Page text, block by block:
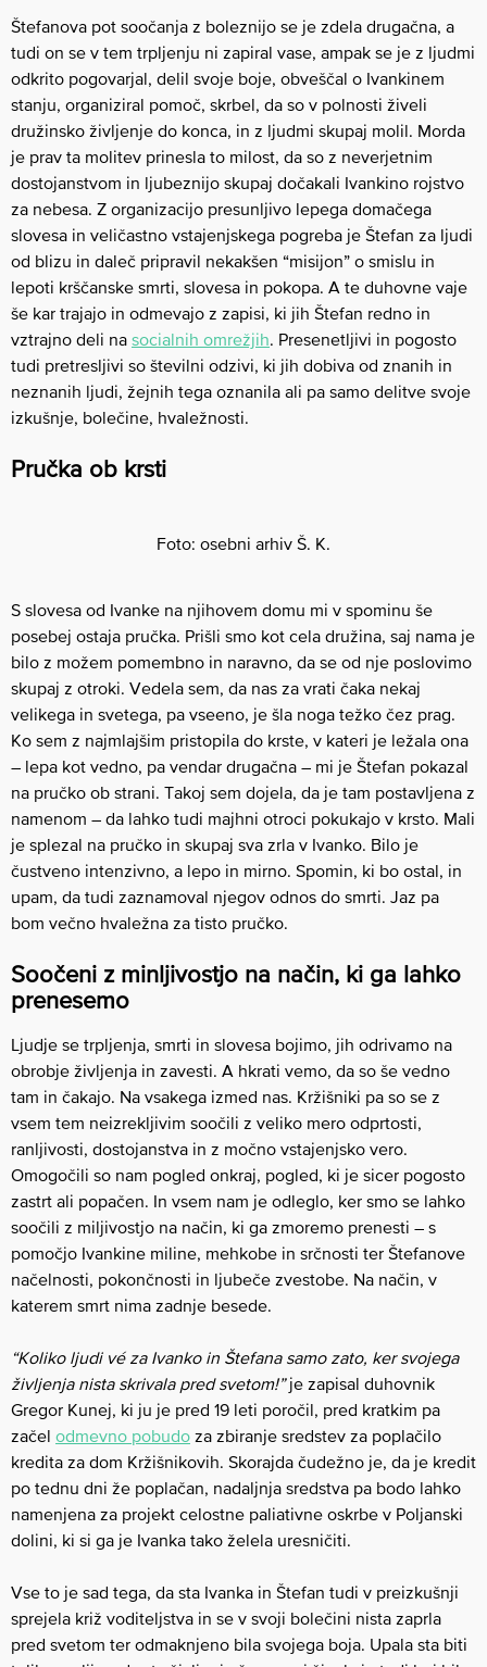
Štefanova pot soočanja z boleznijo se je zdela drugačna, a
tudi on se v tem trpljenju ni zapiral vase, ampak se je z ljudmi
odkrito pogovarjal, delil svoje boje, obveščal o Ivankinem
stanju, organiziral pomoč, skrbel, da so v polnosti živeli
družinsko življenje do konca, in z ljudmi skupaj molil. Morda
je prav ta molitev prinesla to milost, da so z neverjetnim
dostojanstvom in ljubeznijo skupaj dočakali Ivankino rojstvo
za nebesa. Z organizacijo presunljivo lepega domačega
slovesa in veličastno vstajenjskega pogreba je Štefan za ljudi
od blizu in daleč pripravil nekakšen “misijon” o smislu in
lepoti krščanske smrti, slovesa in pokopa. A te duhovne vaje
še kar trajajo in odmevajo z zapisi, ki jih Štefan redno in
vztrajno deli na socialnih omrežjih. Presenetljivi in pogosto
tudi pretresljivi so številni odzivi, ki jih dobiva od znanih in
neznanih ljudi, žejnih tega oznanila ali pa samo delitve svoje
izkušnje, bolečine, hvaležnosti.
Pručka ob krsti
Foto: osebni arhiv Š. K.
S slovesa od Ivanke na njihovem domu mi v spominu še
posebej ostaja pručka. Prišli smo kot cela družina, saj nama je
bilo z možem pomembno in naravno, da se od nje poslovimo
skupaj z otroki. Vedela sem, da nas za vrati čaka nekaj
velikega in svetega, pa vseeno, je šla noga težko čez prag.
Ko sem z najmlajšim pristopila do krste, v kateri je ležala ona
– lepa kot vedno, pa vendar drugačna – mi je Štefan pokazal
na pručko ob strani. Takoj sem dojela, da je tam postavljena z
namenom – da lahko tudi majhni otroci pokukajo v krsto. Mali
je splezal na pručko in skupaj sva zrla v Ivanko. Bilo je
čustveno intenzivno, a lepo in mirno. Spomin, ki bo ostal, in
upam, da tudi zaznamoval njegov odnos do smrti. Jaz pa
bom večno hvaležna za tisto pručko.
Soočeni z minljivostjo na način, ki ga lahko
prenesemo
Ljudje se trpljenja, smrti in slovesa bojimo, jih odrivamo na
obrobje življenja in zavesti. A hkrati vemo, da so še vedno
tam in čakajo. Na vsakega izmed nas. Kržišniki pa so se z
vsem tem neizrekljivim soočili z veliko mero odprtosti,
ranljivosti, dostojanstva in z močno vstajenjsko vero.
Omogočili so nam pogled onkraj, pogled, ki je sicer pogosto
zastrt ali popačen. In vsem nam je odleglo, ker smo se lahko
soočili z miljivostjo na način, ki ga zmoremo prenesti – s
pomočjo Ivankine miline, mehkobe in srčnosti ter Štefanove
načelnosti, pokončnosti in ljubeče zvestobe. Na način, v
katerem smrt nima zadnje besede.
“Koliko ljudi vé za Ivanko in Štefana samo zato, ker svojega
življenja nista skrivala pred svetom!”je zapisal duhovnik
Gregor Kunej, ki ju je pred 19 leti poročil, pred kratkim pa
začel odmevno pobudo za zbiranje sredstev za poplačilo
kredita za dom Kržišnikovih. Skorajda čudežno je, da je kredit
po tednu dni že poplačan, nadaljnja sredstva pa bodo lahko
namenjena za projekt celostne paliativne oskrbe v Poljanski
dolini, ki si ga je Ivanka tako želela uresničiti.
Vse to je sad tega, da sta Ivanka in Štefan tudi v preizkušnji
sprejela križ voditeljstva in se v svoji bolečini nista zaprla
pred svetom ter odmaknjeno bila svojega boja. Upala sta biti